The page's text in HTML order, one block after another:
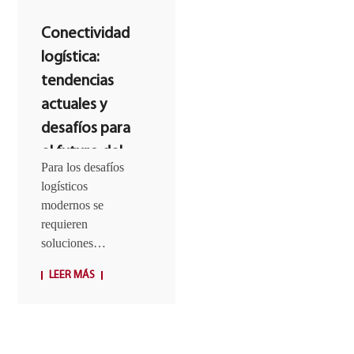
Conectividad
logística:
tendencias
actuales y
desafíos para
el futuro del
transporte
Para los desafíos
logísticos
modernos se
requieren
soluciones
tecnologías que
LEER MÁS